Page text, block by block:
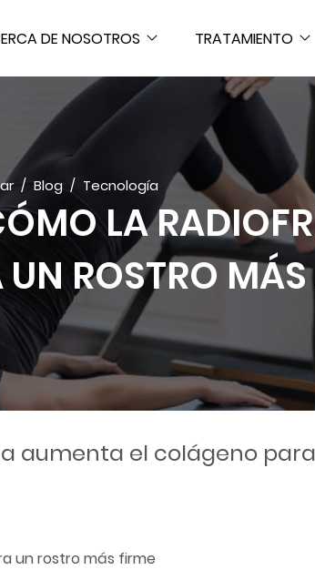
DE NOSOTROS TRATAMIENTO
Blog Tecnología
LA
ROSTRO MÁS
aumenta el colágeno
un rostro más firme